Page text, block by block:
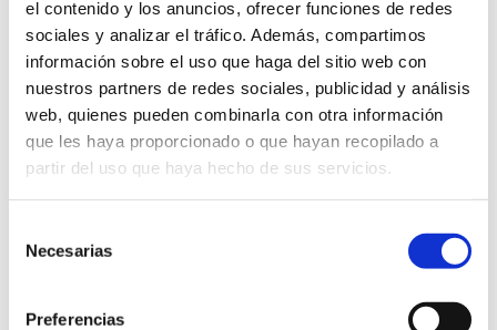
el contenido y los anuncios, ofrecer funciones de redes
sociales y analizar el tráfico. Además, compartimos
información sobre el uso que haga del sitio web con
nuestros partners de redes sociales, publicidad y análisis
web, quienes pueden combinarla con otra información
que les haya proporcionado o que hayan recopilado a
partir del uso que haya hecho de sus servicios.
Necesarias
Preferencias
Other companies of interest
Las Viñas Viejas